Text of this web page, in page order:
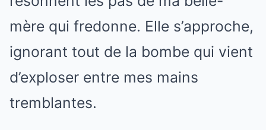
mère qui fredonne. Elle s’approche,
ignorant tout de la bombe qui vient
d’exploser entre mes mains
tremblantes.